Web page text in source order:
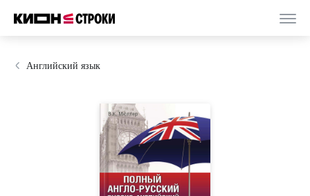
Английский язык